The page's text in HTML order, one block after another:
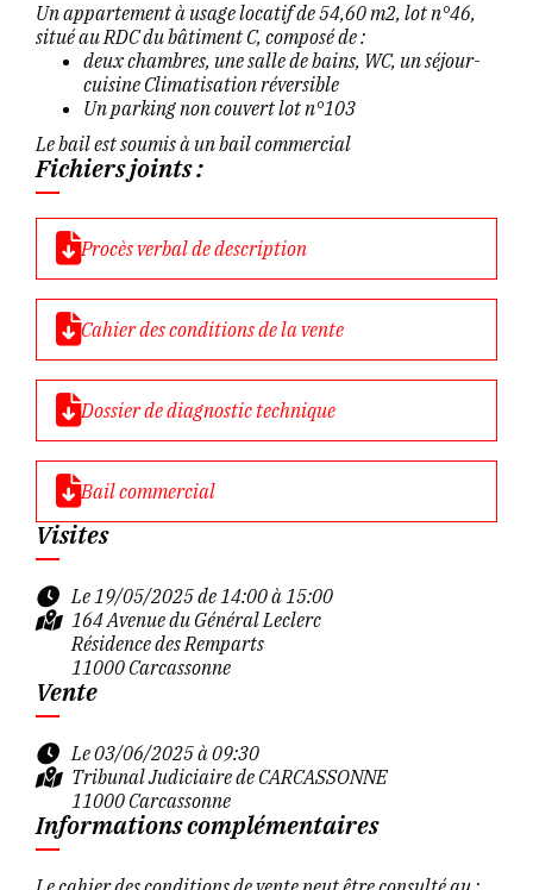
Un appartement à usage locatif de 54,60 m2, lot n°46,
situé au RDC du bâtiment C, composé de :
deux chambres, une salle de bains, WC, un séjour-
cuisine Climatisation réversible
Un parking non couvert lot n°103
Le bail est soumis à un bail commercial
Fichiers joints :
Procès verbal de description
Cahier des conditions de la vente
Dossier de diagnostic technique
Bail commercial
Visites
Le 19/05/2025 de 14:00 à 15:00
164 Avenue du Général Leclerc
Résidence des Remparts
11000 Carcassonne
Vente
Le 03/06/2025 à 09:30
Tribunal Judiciaire de CARCASSONNE
11000 Carcassonne
Informations complémentaires